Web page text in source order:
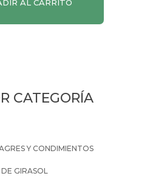
AL CARRITO
CATEGORÍA
Y CONDIMIENTOS
GIRASOL